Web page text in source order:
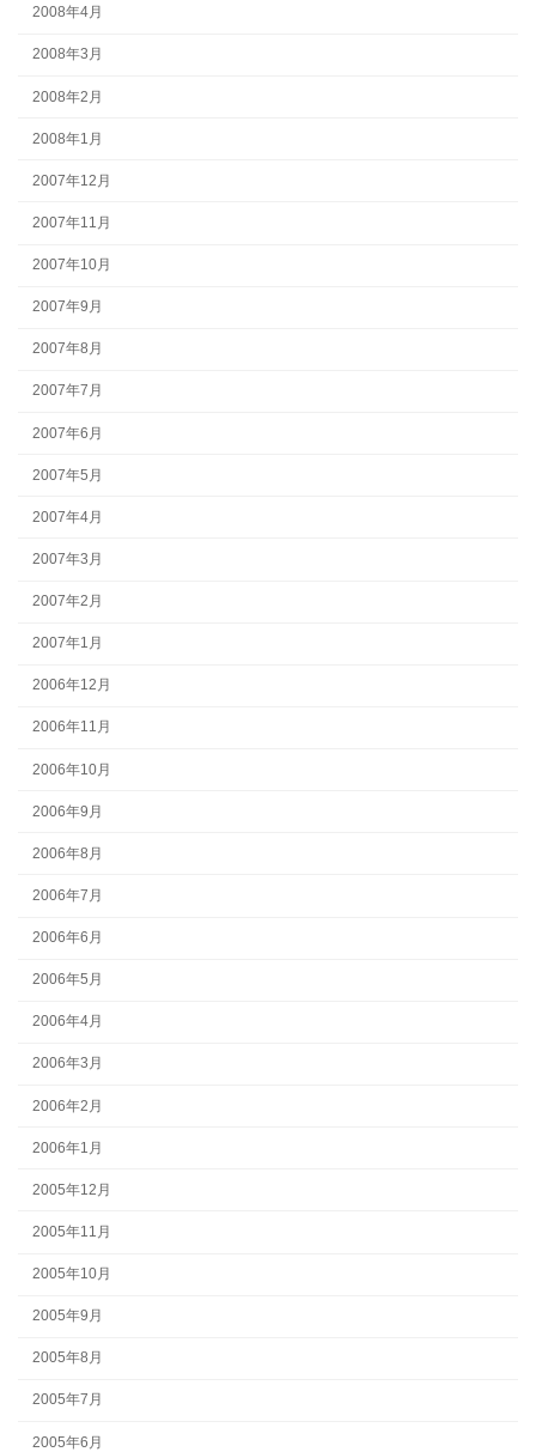
2008年4月
2008年3月
2008年2月
2008年1月
2007年12月
2007年11月
2007年10月
2007年9月
2007年8月
2007年7月
2007年6月
2007年5月
2007年4月
2007年3月
2007年2月
2007年1月
2006年12月
2006年11月
2006年10月
2006年9月
2006年8月
2006年7月
2006年6月
2006年5月
2006年4月
2006年3月
2006年2月
2006年1月
2005年12月
2005年11月
2005年10月
2005年9月
2005年8月
2005年7月
2005年6月